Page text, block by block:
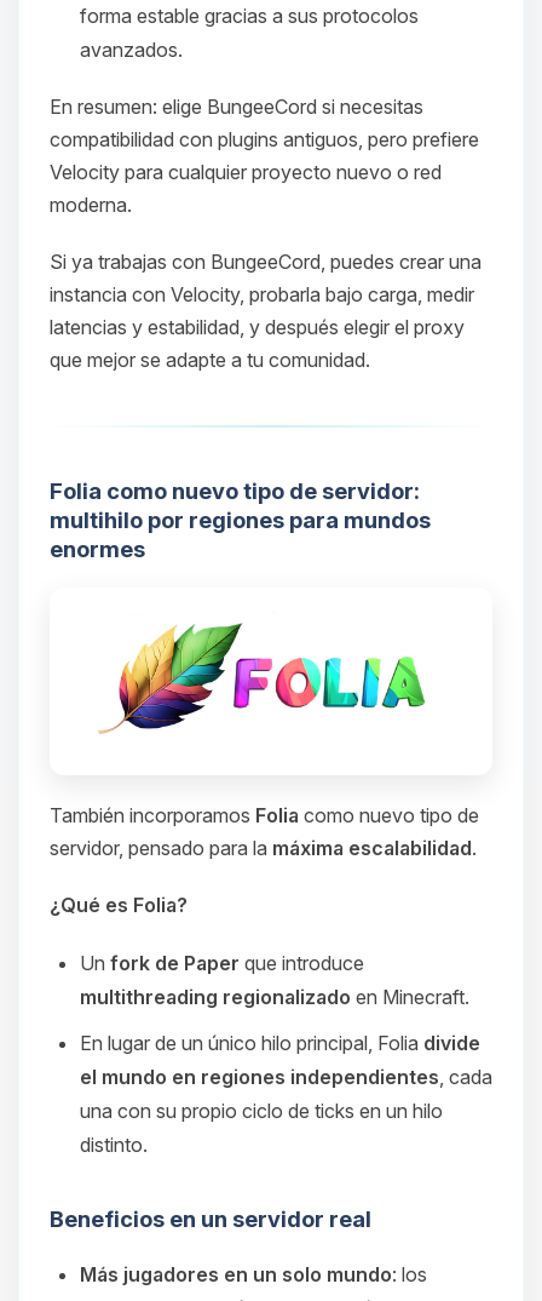
forma estable gracias a sus protocolos
avanzados.
En resumen: elige BungeeCord si necesitas
compatibilidad con plugins antiguos, pero prefiere
Velocity para cualquier proyecto nuevo o red
moderna.
Si ya trabajas con BungeeCord, puedes crear una
instancia con Velocity, probarla bajo carga, medir
latencias y estabilidad, y después elegir el proxy
que mejor se adapte a tu comunidad.
Folia como nuevo tipo de servidor:
multihilo por regiones para mundos
enormes
También incorporamos Folia como nuevo tipo de
servidor, pensado para la máxima escalabilidad.
¿Qué es Folia?
Un fork de Paper que introduce
multithreading regionalizado en Minecraft.
En lugar de un único hilo principal, Folia divide
el mundo en regiones independientes , cada
una con su propio ciclo de ticks en un hilo
distinto.
Beneficios en un servidor real
Más jugadores en un solo mundo: los
hablar! Soy Choupy, tu pequeno
asistente de BoxToPlay. Cuentame
que necesitas y moveré mis
10/08/2026 19:30